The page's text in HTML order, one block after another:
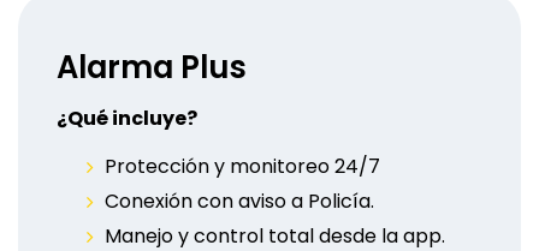
Alarma Plus
¿Qué incluye?
Protección y monitoreo 24/7
Conexión con aviso a Policía.
Manejo y control total desde la app.